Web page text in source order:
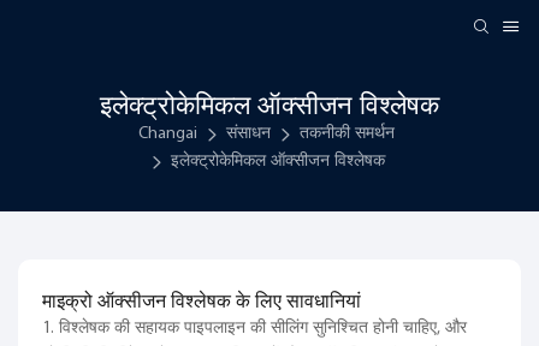
इलेक्ट्रोकेमिकल ऑक्सीजन विश्लेषक
Changai संसाधन
तकनीकी समर्थन
इलेक्ट्रोकेमिकल ऑक्सीजन विश्लेषक
माइक्रो ऑक्सीजन विश्लेषक के लिए सावधानियां
1. विश्लेषक की सहायक पाइपलाइन की सीलिंग सुनिश्चित होनी चाहिए, और